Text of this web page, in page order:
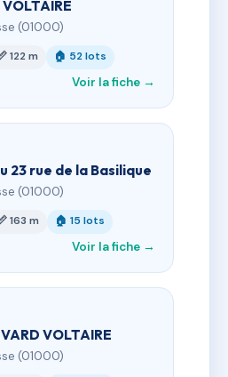
VOLTAIRE
(01000)
122 m 🏠 52 lots
Voir la fiche →
23 rue de la Basilique
(01000)
163 m 🏠 15 lots
Voir la fiche →
VOLTAIRE
(01000)